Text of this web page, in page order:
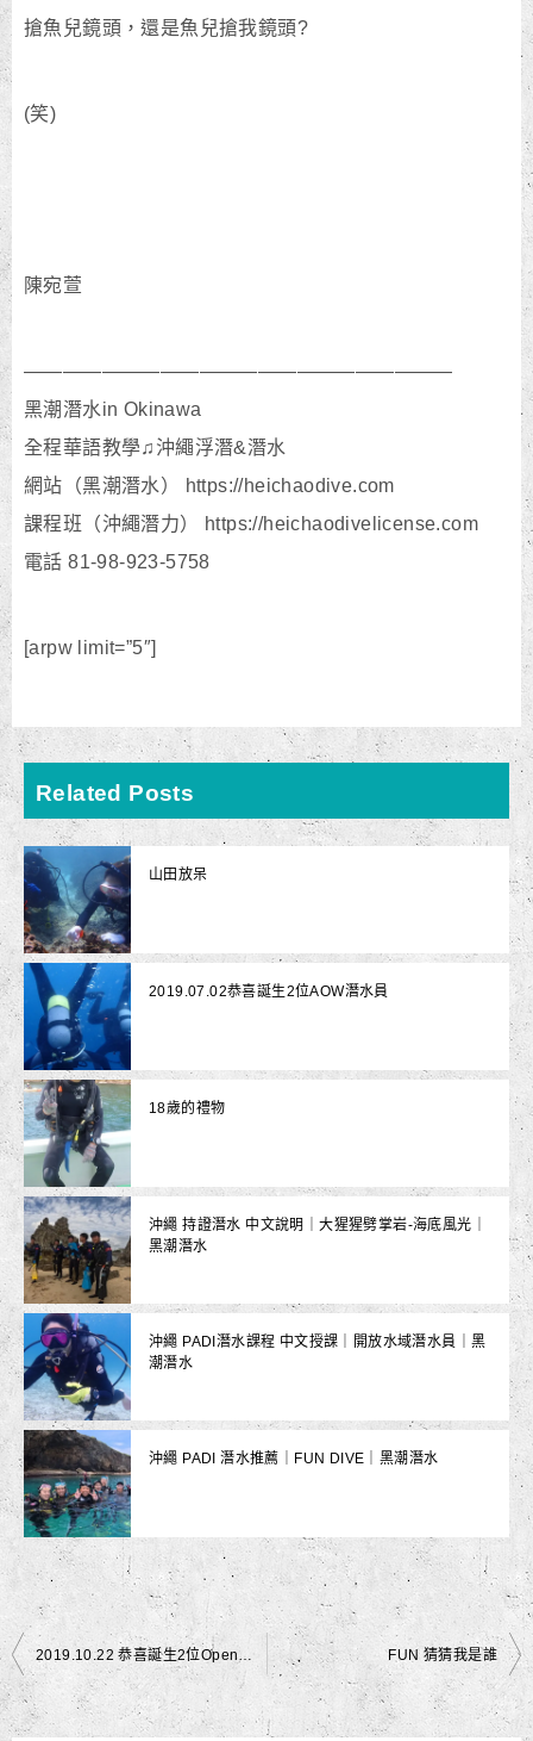
搶魚兒鏡頭，還是魚兒搶我鏡頭?
(笑)
陳宛萱
——————————————————————
黑潮潛水in Okinawa
全程華語教學♫沖繩浮潛&潛水
網站（黑潮潛水） https://heichaodive.com
課程班（沖繩潛力） https://heichaodivelicense.com
電話 81-98-923-5758
[arpw limit=”5″]
Related Posts
山田放呆
2019.07.02恭喜誕生2位AOW潛水員
18歲的禮物
沖繩 持證潛水 中文說明｜大猩猩劈掌岩-海底風光｜
黑潮潛水
沖繩 PADI潛水課程 中文授課｜開放水域潛水員｜黑
潮潛水
沖繩 PADI 潛水推薦｜FUN DIVE｜黑潮潛水
文
章
導
2019.10.22 恭喜誕生2位Open water潛水員 FUN 猜猜我是誰